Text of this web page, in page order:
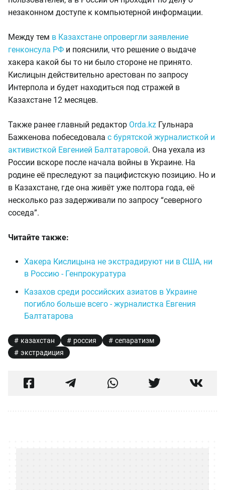
незаконном доступе к компьютерной информации.
Между тем в Казахстане опровергли заявление
генконсула РФ и пояснили, что решение о выдаче
хакера какой бы то ни было стороне не принято.
Кислицын действительно арестован по запросу
Интерпола и будет находиться под стражей в
Казахстане 12 месяцев.
Также ранее главный редактор Orda.kz Гульнара
Бажкенова побеседовала с бурятской журналисткой и
активисткой Евгенией Балтатаровой. Она уехала из
России вскоре после начала войны в Украине. На
родине её преследуют за пацифистскую позицию. Но и
в Казахстане, где она живёт уже полтора года, её
несколько раз задерживали по запросу “северного
соседа”.
Читайте также:
Хакера Кислицына не экстрадируют ни в США, ни
в Россию - Генпрокуратура
Казахов среди российских азиатов в Украине
погибло больше всего - журналистка Евгения
Балтатарова
казахстан россия
сепаратизм
экстрадиция